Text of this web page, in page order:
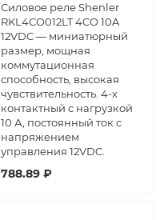
Силовое реле Shenler
RKL4CO012LT 4CO 10A
12VDC — миниатюрный
размер, мощная
коммутационная
способность, высокая
чувствительность. 4-х
контактный с нагрузкой
10 А, постоянный ток с
напряжением
управления 12VDC.
788.89 ₽